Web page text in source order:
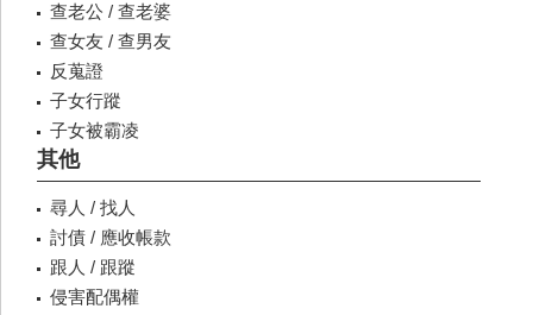
查老公 / 查老婆
查女友 / 查男友
反蒐證
子女行蹤
子女被霸凌
其他
尋人 / 找人
討債 / 應收帳款
跟人 / 跟蹤
侵害配偶權